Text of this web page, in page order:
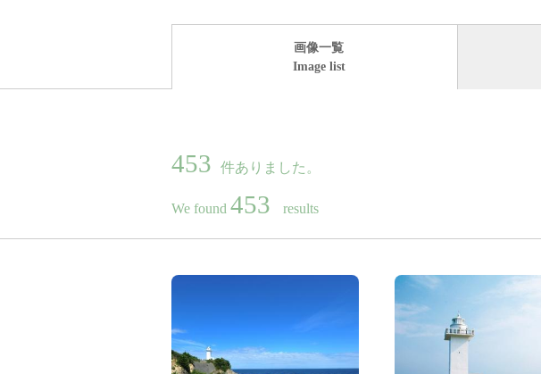
画像一覧
Image list
453 件ありました。
We found 453 results